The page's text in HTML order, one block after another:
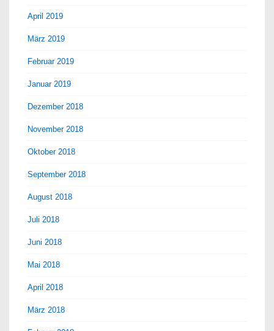
April 2019
März 2019
Februar 2019
Januar 2019
Dezember 2018
November 2018
Oktober 2018
September 2018
August 2018
Juli 2018
Juni 2018
Mai 2018
April 2018
März 2018